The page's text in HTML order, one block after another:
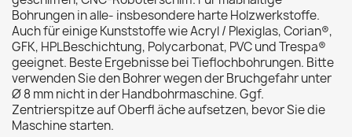
Bohrungen in alle- insbesondere harte Holzwerkstoffe.
Auch für einige Kunststoffe wie Acryl / Plexiglas, Corian®,
GFK, HPLBeschichtung, Polycarbonat, PVC und Trespa®
geeignet. Beste Ergebnisse bei Tieflochbohrungen. Bitte
verwenden Sie den Bohrer wegen der Bruchgefahr unter
Ø 8 mm nicht in der Handbohrmaschine. Ggf.
Zentrierspitze auf Oberfl äche aufsetzen, bevor Sie die
Maschine starten.